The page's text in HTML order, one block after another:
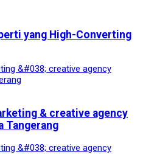
yang High-Converting
& creative agency
Tangerang